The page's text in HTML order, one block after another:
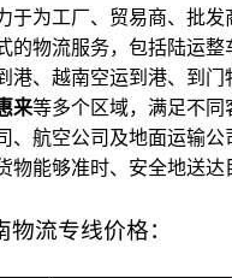
于为工厂、贸易商、批
的物流服务，包括陆运
港、越南空运到港、到
来等多个区域，满足不
、航空公司及地面运输
物能够准时、安全地送达
流专线价格：